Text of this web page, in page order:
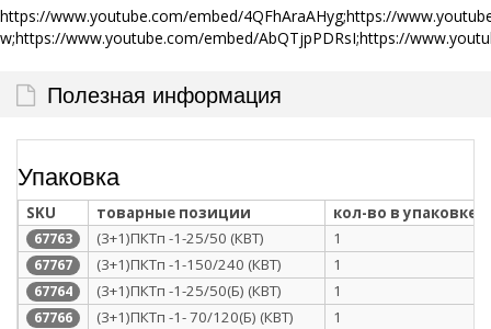
https://www.youtube.com/embed/4QFhAraAHyg;https://
w;https://www.youtube.com/embed/AbQTjpPDRsI;https://
Полезная информация
Упаковка
SKU товарные позиции кол-во в упаковке
67763 (3+1)ПКТп -1-25/50 (КВТ) 1
67767 (3+1)ПКТп -1-150/240 (КВТ) 1
67764 (3+1)ПКТп -1-25/50(Б) (КВТ) 1
67766 (3+1)ПКТп -1- 70/120(Б) (КВТ) 1